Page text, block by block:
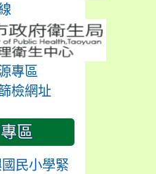
專區
檢網址
區
民小學緊